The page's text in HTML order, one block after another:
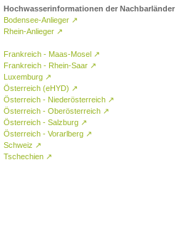
Hochwasserinformationen der Nachbarländer
Bodensee-Anlieger ↗
Rhein-Anlieger ↗
Frankreich - Maas-Mosel ↗
Frankreich - Rhein-Saar ↗
Luxemburg ↗
Österreich (eHYD) ↗
Österreich - Niederösterreich ↗
Österreich - Oberösterreich ↗
Österreich - Salzburg ↗
Österreich - Vorarlberg ↗
Schweiz ↗
Tschechien ↗